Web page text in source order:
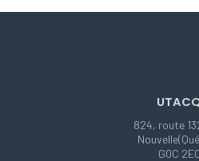
824, route
G0C 2E0